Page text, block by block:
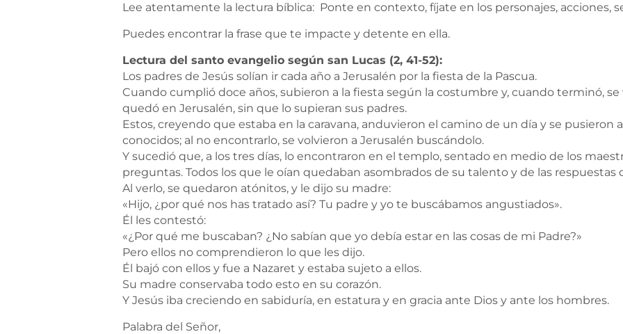
Lee atentamente la lectura bíblica: Ponte en contexto, fíjate en los personajes, acciones,
Puedes encontrar la frase que te impacte y detente en ella.
Lectura del santo evangelio según san Lucas (2, 41-52):
Los padres de Jesús solían ir cada año a Jerusalén por la fiesta de la Pascua.
Cuando cumplió doce años, subieron a la fiesta según la costumbre y, cuando terminó, se
quedó en Jerusalén, sin que lo supieran sus padres.
Estos, creyendo que estaba en la caravana, anduvieron el camino de un día y se pusieron
conocidos; al no encontrarlo, se volvieron a Jerusalén buscándolo.
Y sucedió que, a los tres días, lo encontraron en el templo, sentado en medio de los
preguntas. Todos los que le oían quedaban asombrados de su talento y de las respuestas
Al verlo, se quedaron atónitos, y le dijo su madre:
«Hijo, ¿por qué nos has tratado así? Tu padre y yo te buscábamos angustiados».
Él les contestó:
«¿Por qué me buscaban? ¿No sabían que yo debía estar en las cosas de mi Padre?»
Pero ellos no comprendieron lo que les dijo.
Él bajó con ellos y fue a Nazaret y estaba sujeto a ellos.
Su madre conservaba todo esto en su corazón.
Y Jesús iba creciendo en sabiduría, en estatura y en gracia ante Dios y ante los hombres.
Palabra del Señor,